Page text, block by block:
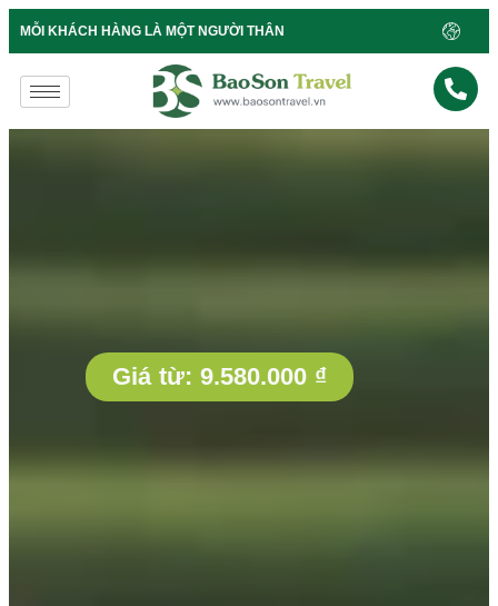
MỖI KHÁCH HÀNG LÀ MỘT NGƯỜI THÂN
Giá từ:9.580.000 ₫